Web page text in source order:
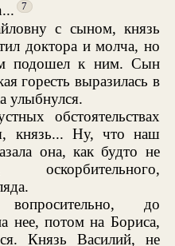
7
с сыном, князь
доктора и молча, но
подошел к ним. Сын
горесть выразилась в
улыбнулся.
обстоятельствах
князь... Ну, что наш
она, как будто не
оскорбительного,
до
нее, потом на Бориса,
Князь Василий, не